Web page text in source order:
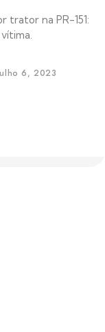
trator na PR-151:
6, 2023